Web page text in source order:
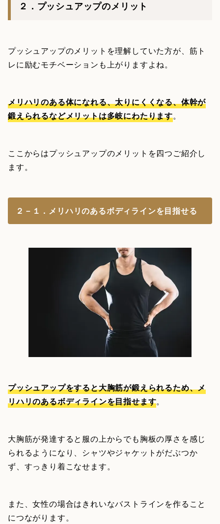
２．プッシュアップのメリット
プッシュアップのメリットを理解していた方が、筋ト
レに励むモチベーションも上がりますよね。
メリハリのある体になれる、太りにくくなる、体幹が
鍛えられるなどメリットは多岐にわたります。
ここからはプッシュアップのメリットを四つご紹介し
ます。
２－１．メリハリのあるボディラインを目指せる
プッシュアップをすると大胸筋が鍛えられるため、メ
リハリのあるボディラインを目指せます。
大胸筋が発達すると服の上からでも胸板の厚さを感じ
られるようになり、シャツやジャケットがだぶつか
ず、すっきり着こなせます。
また、女性の場合はきれいなバストラインを作ること
につながります。